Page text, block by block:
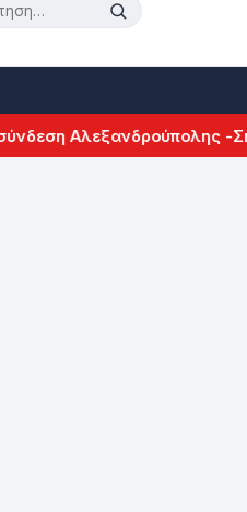
Αλεξανδρούπολης -